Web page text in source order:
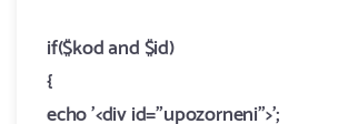
if($kod and $id)
{
echo '<div id="upozorneni">';